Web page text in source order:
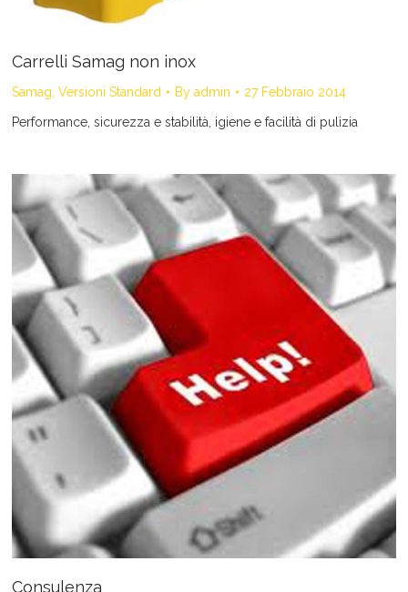
Carrelli Samag non inox
Samag Versioni Standard By admin 27 Febbraio 2014
Performance, sicurezza e stabilità, igiene e facilità di pulizia
Consulenza